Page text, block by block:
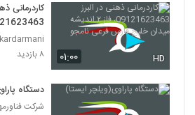
۰۱:۰۰ HD
کاردرمانی
خلیج فارس
kardarmani
۸ بازدید
دستگاه
شرکت